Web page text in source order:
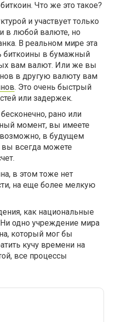
Что же это такое?
и участвует только
в любой валюте, но
В реальном мире эта
биткоины в бумажный
вам валют. Или же вы
в другую валюту вам
. Это очень быстрый
или задержек.
рано или
момент, вы имеете
возможно, в будущем
вы всегда можете
в этом тоже нет
на еще более мелкую
как национальные
одно учреждение мира
который мог бы
кучу времени на
все процессы